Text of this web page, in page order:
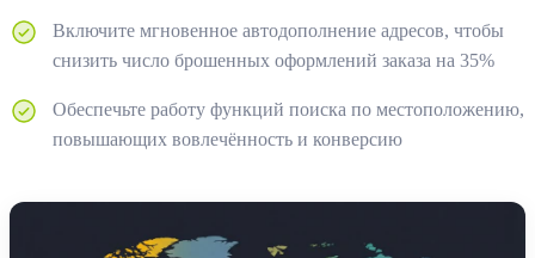
Включите мгновенное автодополнение адресов, чтобы
снизить число брошенных оформлений заказа на 35%
Обеспечьте работу функций поиска по местоположению,
повышающих вовлечённость и конверсию